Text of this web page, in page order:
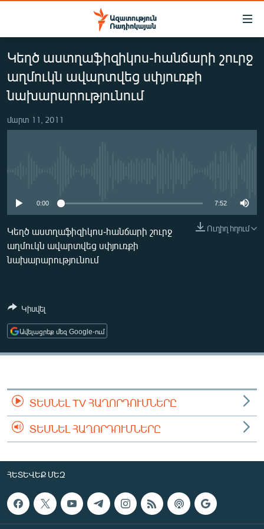
Մատչելիության
հիմնական
բովանդակությանը
Անցնել
հիմնական
մենյուին
Որոնում
ԱԶԱՏՈՒԹՅՈՒՆ TV
ՀԱՅԱՍՏԱՆ
ՔԱՂԱՔԱԿԱՆ
ԸՆՏՐՈՒԹՅՈՒՆՆԵՐ 2026
ՂԱՐԱԲԱՂ
ՊԱՏԵՐԱԶՄԻ 6 ՇԱԲԱԹՆԵՐԸ
ՏԱՐԱԾԱՇՐՋԱՆ
ՍՊՈՐՏ
ՄԵԿՆԱԲԱՆՈՒԹՅՈՒՆ
ՏՏ ԵՒ ԻՆՏԵՐՆԵՏ
ԱՐԽԻՎ
ՏԵՍԱՆՅՈՒԹԵՐ
ԲԱՆԱՎԵՃ
Հայերեն
Կեղծ աստղաֆիզիկոս-հանճարի շուրջ
աղմուկն ավարտվեց սփյուռքի
նախարարությունում
մարտ 11, 2011
0:00 7:52
Ուղիղ հղում
Կեղծ աստղաֆիզիկոս-հանճարի շուրջ
աղմուկն ավարտվեց սփյուռքի
նախարարությունում
Կիսվել
Ավելացրեք մեզ Google-ում
ՏԵՍՆԵԼ TV ՀԱՂՈՐԴՈՒՄՆԵՐԸ
ՏԵՍՆԵԼ ՀԱՂՈՐԴՈՒՄՆԵՐԸ
ՀԵՏԵՎԵՔ ՄԵԶ